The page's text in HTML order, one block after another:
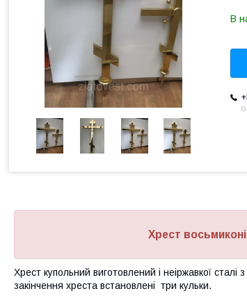
В
Хрест
Хрест купольний виготовлений і неіржавкої
закінчення хреста встановлені три кульки.